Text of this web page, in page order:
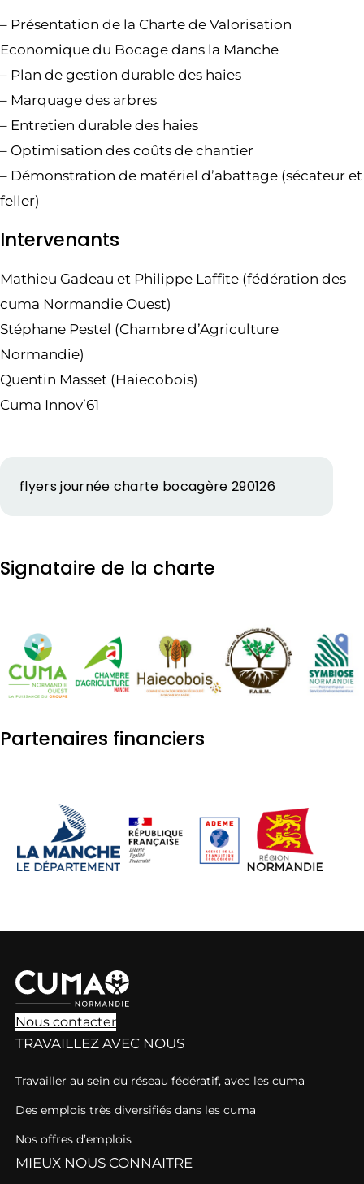
– Présentation de la Charte de Valorisation
Economique du Bocage dans la Manche
– Plan de gestion durable des haies
– Marquage des arbres
– Entretien durable des haies
– Optimisation des coûts de chantier
– Démonstration de matériel d’abattage (sécateur et
feller)
Intervenants
Mathieu Gadeau et Philippe Laffite (fédération des
cuma Normandie Ouest)
Stéphane Pestel (Chambre d’Agriculture
Normandie)
Quentin Masset (Haiecobois)
Cuma Innov’61
flyers journée charte bocagère 290126
Signataire de la charte
Partenaires financiers
Nous contacter
TRAVAILLEZ AVEC NOUS
Travailler au sein du réseau fédératif, avec les cuma
Des emplois très diversifiés dans les cuma
Nos offres d’emplois
MIEUX NOUS CONNAITRE